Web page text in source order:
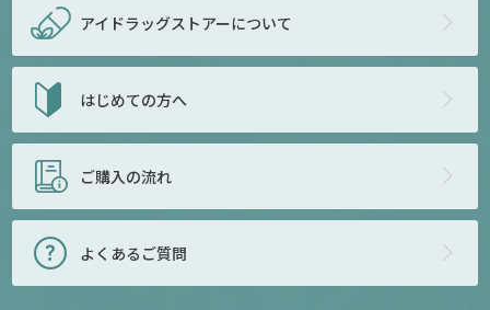
アイドラッグストアーについて
はじめての方へ
ご購入の流れ
よくあるご質問